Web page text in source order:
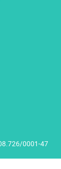
0001-47